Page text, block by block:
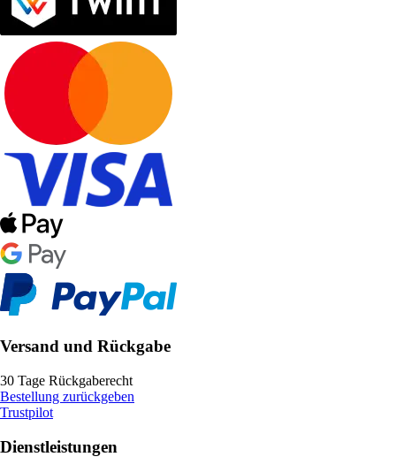
Versand und Rückgabe
30 Tage Rückgaberecht
Bestellung zurückgeben
Trustpilot
Dienstleistungen